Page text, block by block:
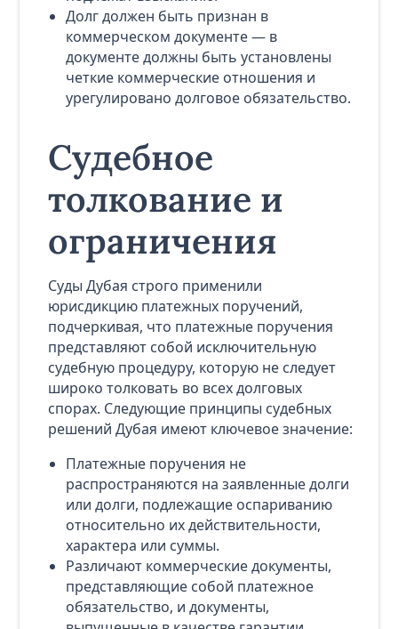
Долг должен быть признан в
коммерческом документе — в
документе должны быть установлены
четкие коммерческие отношения и
урегулировано долговое обязательство.
Судебное
толкование и
ограничения
Суды Дубая строго применили
юрисдикцию платежных поручений,
подчеркивая, что платежные поручения
представляют собой исключительную
судебную процедуру, которую не следует
широко толковать во всех долговых
спорах. Следующие принципы судебных
решений Дубая имеют ключевое значение:
Платежные поручения не
распространяются на заявленные долги
или долги, подлежащие оспариванию
относительно их действительности,
характера или суммы.
Различают коммерческие документы,
представляющие собой платежное
обязательство, и документы,